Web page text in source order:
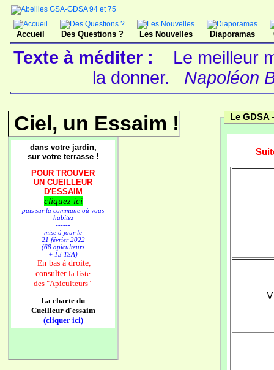
Accueil Des Questions ? Les Nouvelles Diaporamas
Texte à méditer :
Le meilleur
la donner.
Napoléon
Ciel, un Essaim !
dans votre jardin,
sur votre terrasse !
POUR TROUVER
UN CUEILLEUR
D'ESSAIM
cliquez ici
puis sur la commune où vous
habitez
------
mise à jour le
21 février 2022
(68 apiculteurs
+ 13 TSA)
En bas à droite,
consulter la liste
des "Apiculteurs"
La charte du
Cueilleur d'essaim
(cliquer ici)
Le GDSA